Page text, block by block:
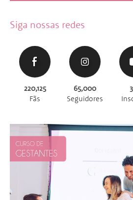
Siga nossas redes
220,125
Fãs
65,000
Seguidores